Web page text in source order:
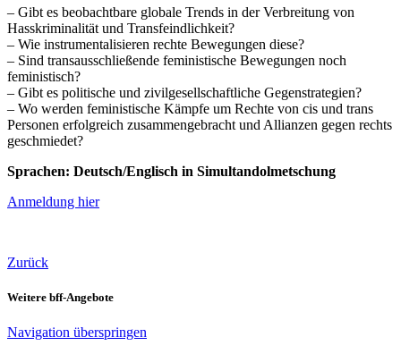
– Gibt es beobachtbare globale Trends in der Verbreitung von
Hasskriminalität und Transfeindlichkeit?
– Wie instrumentalisieren rechte Bewegungen diese?
– Sind transausschließende feministische Bewegungen noch
feministisch?
– Gibt es politische und zivilgesellschaftliche Gegenstrategien?
– Wo werden feministische Kämpfe um Rechte von cis und trans
Personen erfolgreich zusammengebracht und Allianzen gegen rechts
geschmiedet?
Sprachen: Deutsch/Englisch in Simultandolmetschung
Anmeldung hier
Zurück
Weitere bff-Angebote
Navigation überspringen